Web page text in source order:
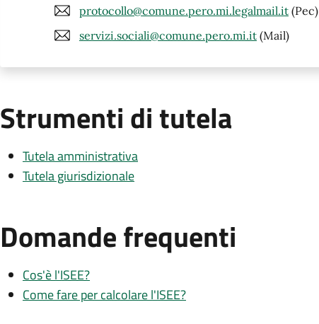
protocollo@comune.pero.mi.legalmail.it (Pec)
servizi.sociali@comune.pero.mi.it (Mail)
Strumenti di tutela
Tutela amministrativa
Tutela giurisdizionale
Domande frequenti
Cos'è l'ISEE?
Come fare per calcolare l'ISEE?